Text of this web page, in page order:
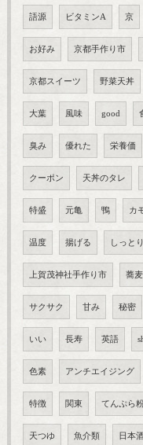
語源 ビタミンA 京
お好み 京都手作り市
京都スイーツ 野菜天丼
大葉 風味 good
臭み 優れた 栄養価
クーポン 天丼のタレ
特盛 元亀 鴨 カ
温度 揚げる しっとり
上賀茂神社手作り市 蕎
サクサク 甘み 秘密
いい 長寿 英語
色素 アンチエイジング
特徴 関東 てんぷら
天つゆ 魚介類 日本